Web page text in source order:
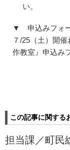
い。
▼ 申込みフォ
７/25（土）開
作教室』申込み
この記事に関する
担当課／町民